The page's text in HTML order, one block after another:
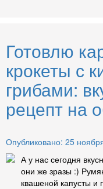
Готовлю
крокеты с
грибами:
рецепт на
Опубликовано: 25
А у нас сегодня
они же зразы :)
квашеной капусты и